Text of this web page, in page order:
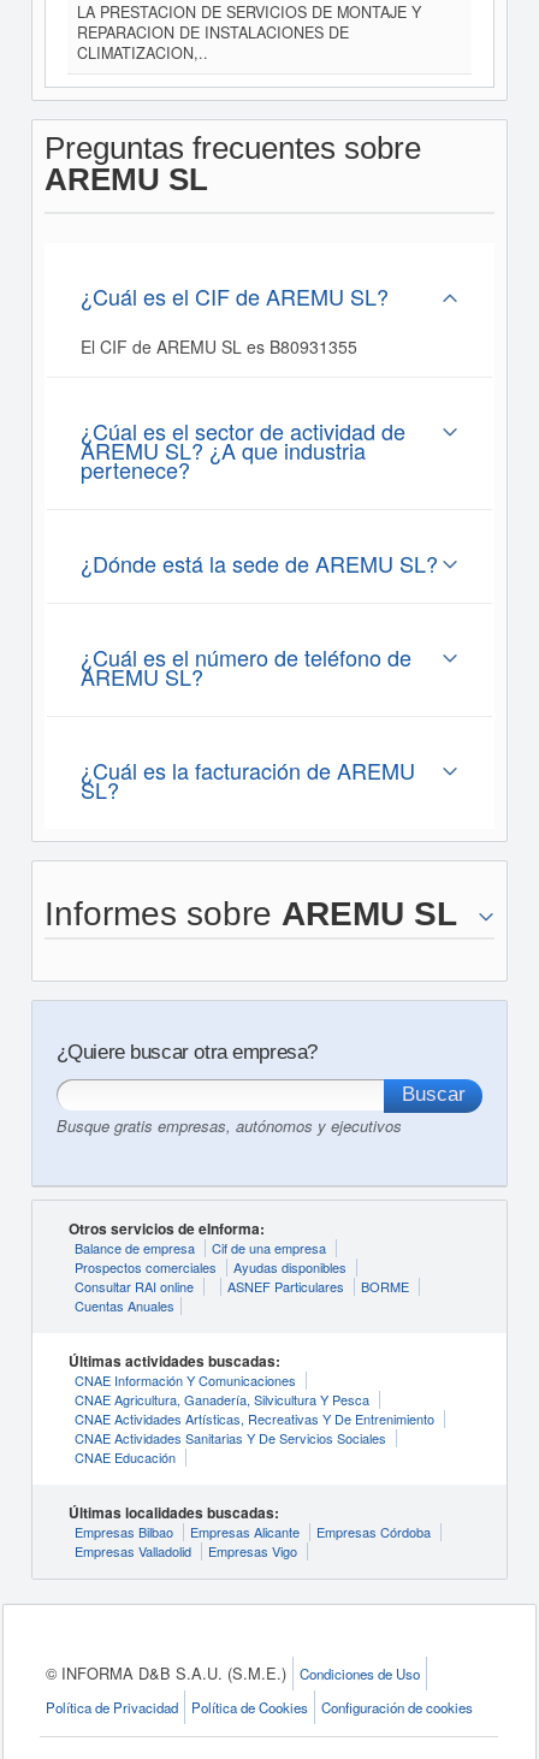
LA PRESTACION DE SERVICIOS DE MONTAJE Y
REPARACION DE INSTALACIONES DE
CLIMATIZACION,..
Preguntas frecuentes sobre
AREMU SL
¿Cuál es el CIF de AREMU SL?
El CIF de AREMU SL es B80931355
¿Cúal es el sector de actividad de
AREMU SL? ¿A que industria
pertenece?
¿Dónde está la sede de AREMU SL?
¿Cuál es el número de teléfono de
AREMU SL?
¿Cuál es la facturación de AREMU
SL?
Informes sobre AREMU SL
¿Quiere buscar otra empresa?
Busque gratis empresas, autónomos y ejecutivos
Otros servicios de eInforma:
Balance de empresa
Cif de una empresa
Prospectos comerciales
Ayudas disponibles
Consultar RAI online
ASNEF Particulares
BORME
Cuentas Anuales
Últimas actividades buscadas:
CNAE Información Y Comunicaciones
CNAE Agricultura, Ganadería, Silvicultura Y Pesca
CNAE Actividades Artísticas, Recreativas Y De Entrenimiento
CNAE Actividades Sanitarias Y De Servicios Sociales
CNAE Educación
Últimas localidades buscadas:
Empresas Bilbao Empresas Alicante
Empresas Córdoba
Empresas Valladolid
Empresas Vigo
© INFORMA D&B S.A.U. (S.M.E.)
Condiciones de Uso
Política de Privacidad
Política de Cookies Configuración de cookies